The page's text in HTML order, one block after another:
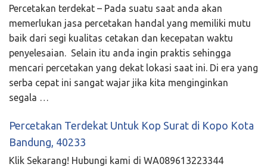
Percetakan terdekat – Pada suatu saat anda akan
memerlukan jasa percetakan handal yang memiliki mutu
baik dari segi kualitas cetakan dan kecepatan waktu
penyelesaian. Selain itu anda ingin praktis sehingga
mencari percetakan yang dekat lokasi saat ini. Di era yang
serba cepat ini sangat wajar jika kita menginginkan
segala …
Percetakan Terdekat Untuk Kop Surat di Kopo Kota
Bandung, 40233
Klik Sekarang! Hubungi kami di WA089613223344